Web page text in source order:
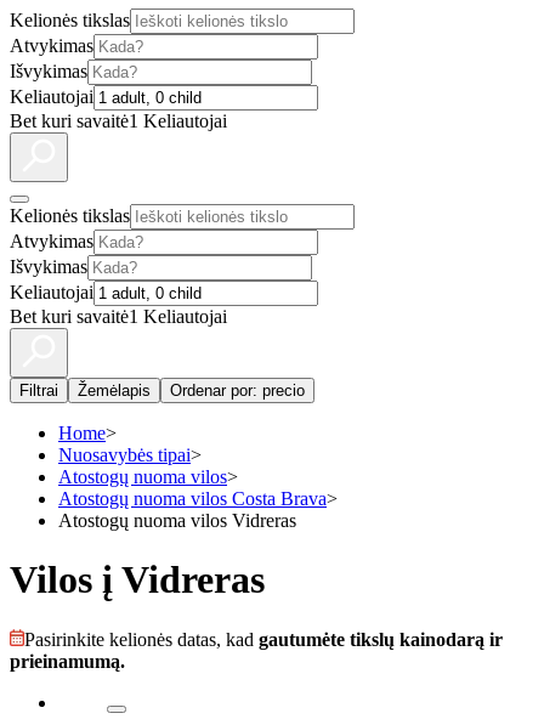
Kelionės tikslas
Atvykimas
Išvykimas
Keliautojai
Bet kuri savaitė1 Keliautojai
Kelionės tikslas
Atvykimas
Išvykimas
Keliautojai
Bet kuri savaitė1 Keliautojai
Filtrai Žemėlapis Ordenar por: precio
Home>
Nuosavybės tipai>
Atostogų nuoma vilos>
Atostogų nuoma vilos Costa Brava>
Atostogų nuoma vilos Vidreras
Vilos į Vidreras
Pasirinkite kelionės datas, kad gautumėte tikslų kainodarą ir
prieinamumą.